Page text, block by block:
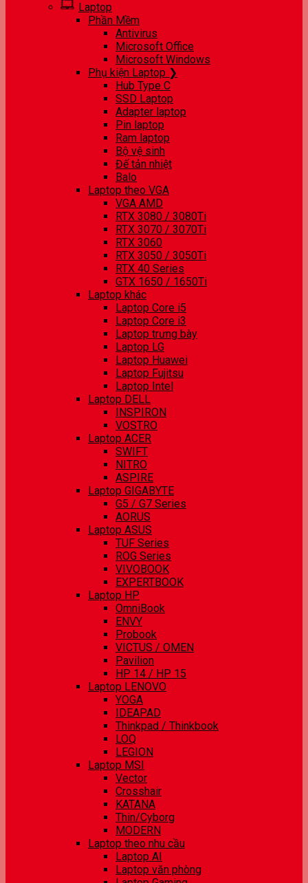
Laptop
Phần Mềm
Antivirus
Microsoft Office
Microsoft Windows
Phụ kiện Laptop ❯
Hub Type C
SSD Laptop
Adapter laptop
Pin laptop
Ram laptop
Bộ vệ sinh
Đế tản nhiệt
Balo
Laptop theo VGA
VGA AMD
RTX 3080 / 3080Ti
RTX 3070 / 3070Ti
RTX 3060
RTX 3050 / 3050Ti
RTX 40 Series
GTX 1650 / 1650Ti
Laptop khác
Laptop Core i5
Laptop Core i3
Laptop trưng bày
Laptop LG
Laptop Huawei
Laptop Fujitsu
Laptop Intel
Laptop DELL
INSPIRON
VOSTRO
Laptop ACER
SWIFT
NITRO
ASPIRE
Laptop GIGABYTE
G5 / G7 Series
AORUS
Laptop ASUS
TUF Series
ROG Series
VIVOBOOK
EXPERTBOOK
Laptop HP
OmniBook
ENVY
Probook
VICTUS / OMEN
Pavilion
HP 14 / HP 15
Laptop LENOVO
YOGA
IDEAPAD
Thinkpad / Thinkbook
LOQ
LEGION
Laptop MSI
Vector
Crosshair
KATANA
Thin/Cyborg
MODERN
Laptop theo nhu cầu
Laptop AI
Laptop văn phòng